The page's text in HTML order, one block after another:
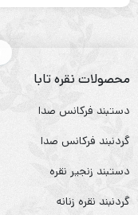
محصولات نقره تابا
دستبند فرکانس صدا
گردنبند فرکانس صدا
دستبند زنجیر نقره
گردنبند نقره زنانه